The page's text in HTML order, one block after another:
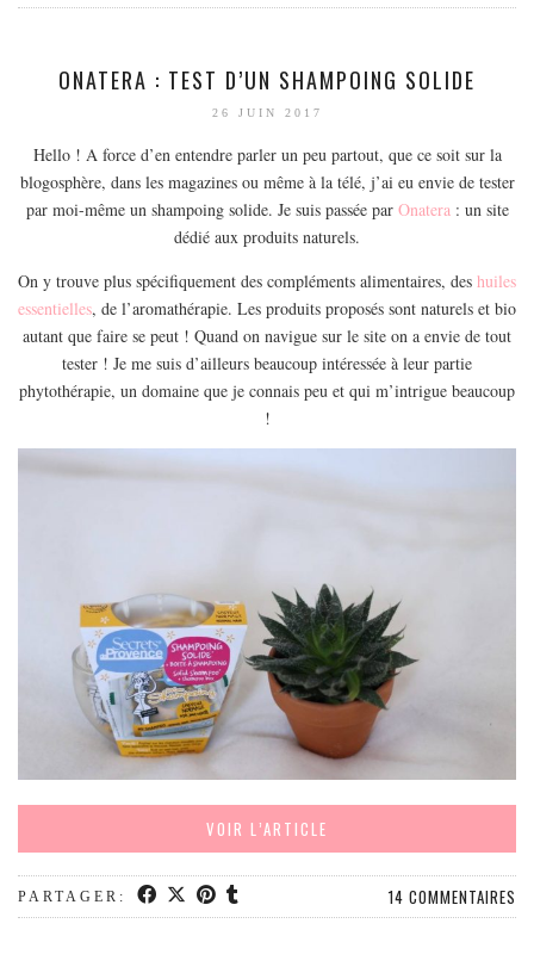
DIY
ME CONTACTER
A PROPOS
PARUTIONS ET PARTENARIATS
ONATERA : TEST D’UN SHAMPOING SOLIDE
26 JUIN 2017
Hello ! A force d’en entendre parler un peu partout, que ce soit sur la
blogosphère, dans les magazines ou même à la télé, j’ai eu envie de tester
par moi-même un shampoing solide. Je suis passée par Onatera : un site
dédié aux produits naturels.
On y trouve plus spécifiquement des compléments alimentaires, des huiles
essentielles, de l’aromathérapie. Les produits proposés sont naturels et bio
autant que faire se peut ! Quand on navigue sur le site on a envie de tout
tester ! Je me suis d’ailleurs beaucoup intéressée à leur partie
phytothérapie, un domaine que je connais peu et qui m’intrigue beaucoup
!
VOIR L’ARTICLE
PARTAGER: 14 COMMENTAIRES